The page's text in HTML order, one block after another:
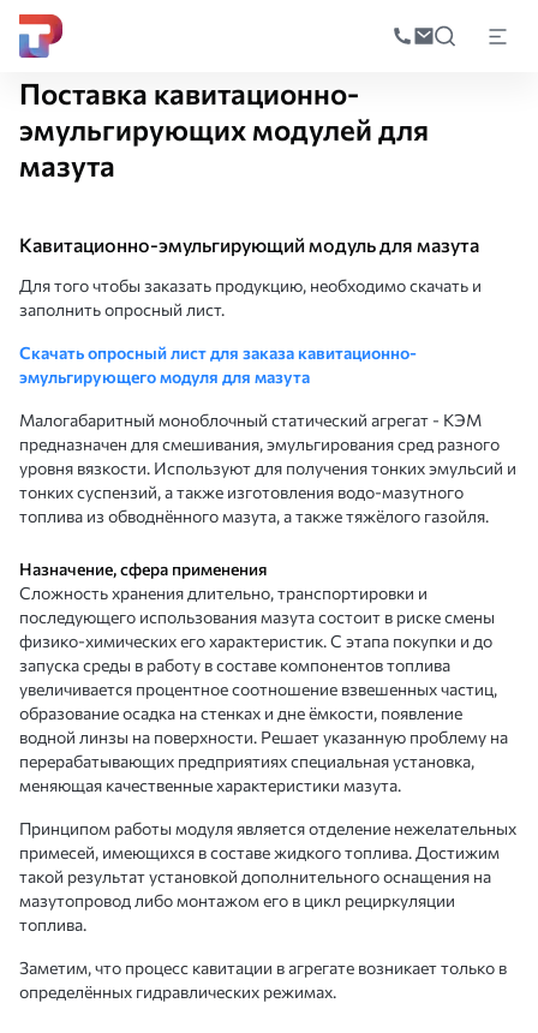
по
Главная Поставки оборудования и инжиниринг
Поставка кавитационно-
эмульгирующих модулей для
мазута
Кавитационно-эмульгирующий модуль для мазута
Для того чтобы заказать продукцию, необходимо скачать и
заполнить опросный лист.
Скачать опросный лист для заказа кавитационно-
эмульгирующего модуля для мазута
Малогабаритный моноблочный статический агрегат - КЭМ
предназначен для смешивания, эмульгирования сред разного
уровня вязкости. Используют для получения тонких эмульсий и
тонких суспензий, а также изготовления водо-мазутного
топлива из обводнённого мазута, а также тяжёлого газойля.
Назначение, сфера применения
Сложность хранения длительно, транспортировки и
последующего использования мазута состоит в риске смены
физико-химических его характеристик. С этапа покупки и до
запуска среды в работу в составе компонентов топлива
увеличивается процентное соотношение взвешенных частиц,
образование осадка на стенках и дне ёмкости, появление
водной линзы на поверхности. Решает указанную проблему на
перерабатывающих предприятиях специальная установка,
меняющая качественные характеристики мазута.
Принципом работы модуля является отделение нежелательных
примесей, имеющихся в составе жидкого топлива. Достижим
такой результат установкой дополнительного оснащения на
мазутопровод либо монтажом его в цикл рециркуляции
топлива.
Заметим, что процесс кавитации в агрегате возникает только в
определённых гидравлических режимах.